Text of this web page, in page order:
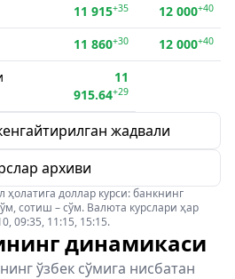
11 915+35 12 000+40
11 860+30 12 000+40
11
915.64+29
жадвали
архиви
ҳолатига доллар курси: банкнинг
сотиш – сўм. Валюта курслари ҳар
09:35, 11:15, 15:15.
динамикаси
ўзбек сўмига нисбатан